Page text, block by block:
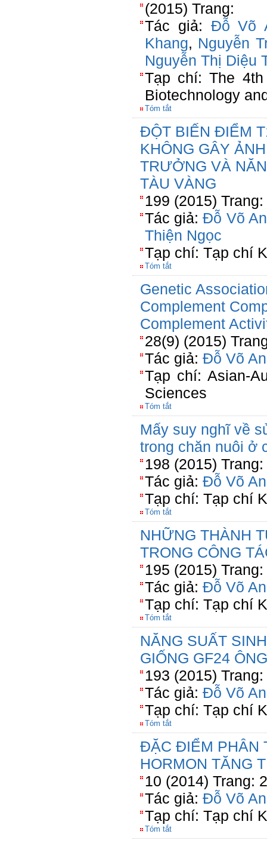
(2015) Trang:
Tác giả: Đỗ Võ
Khang, Nguyễn
Nguyễn Thị Diệu
Tạp chí: The 4th
Biotechnology
Tóm tắt
ĐỘT BIẾN ĐIỂM
KHÔNG GÂY
TRƯỞNG VÀ
TÀU VÀNG
199 (2015)
Tác giả:Đỗ Võ
Thiện Ngọc
Tạp chí: Tạp chí
Tóm tắt
Genetic
Complement
Complement
28(9) (2015)
Tác giả: Đỗ Võ
Tạp chí: Asian-
Sciences
Tóm tắt
Mấy suy nghĩ về
trong chăn nuôi ở
198 (2015)
Tác giả: Đỗ Võ
Tạp chí: Tạp chí
Tóm tắt
NHỮNG THÀNH
TRONG CÔNG
195 (2015)
Tác giả: Đỗ Võ
Tạp chí: Tạp chí
Tóm tắt
NĂNG SUẤT
GIỐNG GF24
193 (2015)
Tác giả: Đỗ Võ
Tạp chí: Tạp chí
Tóm tắt
ĐẶC ĐIỂM PHÂN
HORMON TĂNG
10 (2014) Trang:
Tác giả: Đỗ Võ
Tạp chí: Tạp chí
Tóm tắt